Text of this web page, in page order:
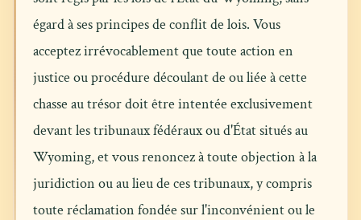
égard à ses principes de conflit de lois. Vous
acceptez irrévocablement que toute action en
justice ou procédure découlant de ou liée à cette
chasse au trésor doit être intentée exclusivement
devant les tribunaux fédéraux ou d'État situés au
Wyoming, et vous renoncez à toute objection à la
juridiction ou au lieu de ces tribunaux, y compris
toute réclamation fondée sur l'inconvénient ou le